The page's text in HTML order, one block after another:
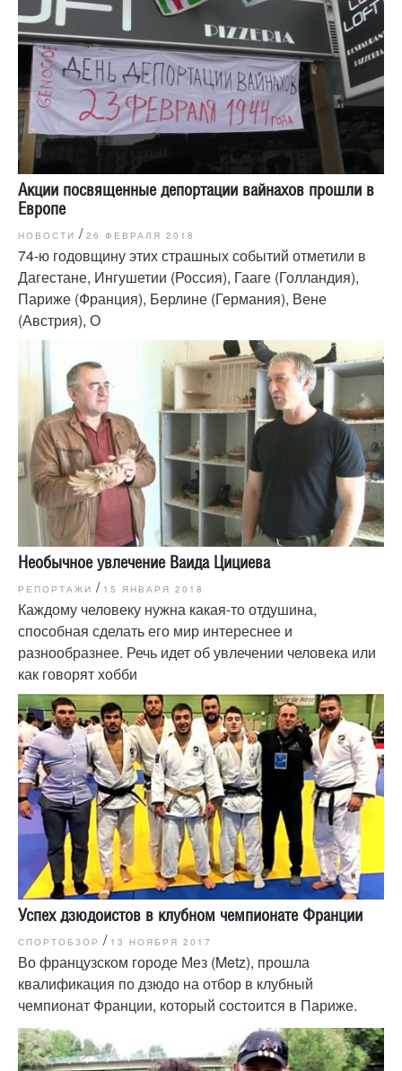
Акции посвященные депортации вайнахов прошли в
Европе
НОВОСТИ / 26 ФЕВРАЛЯ 2018
74-ю годовщину этих страшных событий отметили в
Дагестане, Ингушетии (Россия), Гааге (Голландия),
Париже (Франция), Берлине (Германия), Вене
(Австрия), О
Необычное увлечение Ваида Цициева
РЕПОРТАЖИ / 15 ЯНВАРЯ 2018
Каждому человеку нужна какая-то отдушина,
способная сделать его мир интереснее и
разнообразнее. Речь идет об увлечении человека или
как говорят хобби
Успех дзюдоистов в клубном чемпионате Франции
СПОРТОБЗОР / 13 НОЯБРЯ 2017
Во французском городе Мез (Metz), прошла
квалификация по дзюдо на отбор в клубный
чемпионат Франции, который состоится в Париже.